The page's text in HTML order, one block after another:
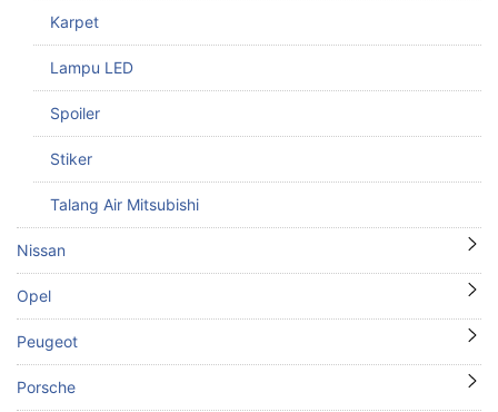
Karpet
Lampu LED
Spoiler
Stiker
Talang Air Mitsubishi
Nissan
Opel
Peugeot
Porsche